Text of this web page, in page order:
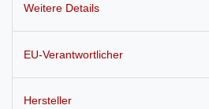
Weitere Details
EU-Verantwortlicher
Hersteller